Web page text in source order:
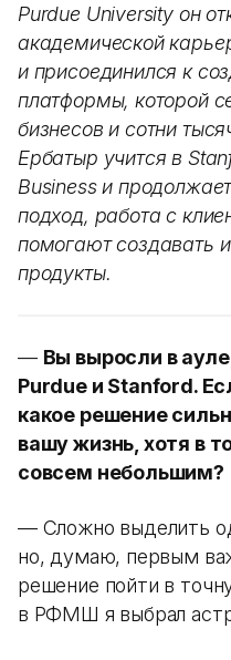
Purdue University он
академической
и присоединился к
платформы, которой
бизнесов и сотни
Ербатыр учится в
Business и
подход, работа с
помогают создавать
продукты.
— Вы выросли в
Purdue и Stanford.
какое решение
вашу жизнь, хотя в
совсем небольшим?
— Сложно выделить
но, думаю, первым
решение пойти в
в РФМШ я выбрал